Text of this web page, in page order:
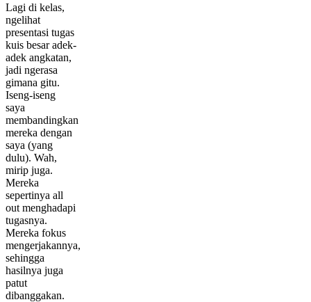
Lagi di kelas,
ngelihat
presentasi tugas
kuis besar adek-
adek angkatan,
jadi ngerasa
gimana gitu.
Iseng-iseng
saya
membandingkan
mereka dengan
saya (yang
dulu). Wah,
mirip juga.
Mereka
sepertinya all
out menghadapi
tugasnya.
Mereka fokus
mengerjakannya,
sehingga
hasilnya juga
patut
dibanggakan.